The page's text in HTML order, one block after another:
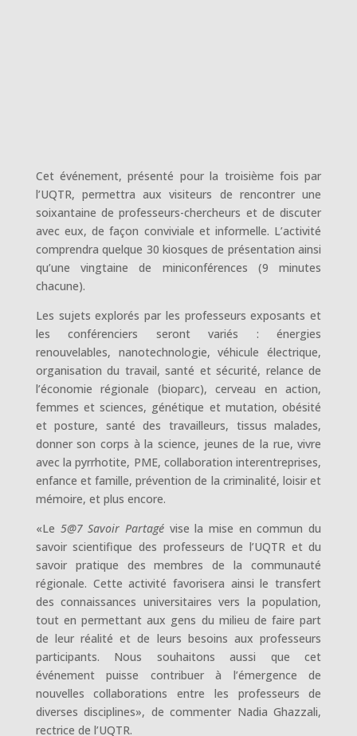
Cet événement, présenté pour la troisième fois par
l’UQTR, permettra aux visiteurs de rencontrer une
soixantaine de professeurs-chercheurs et de discuter
avec eux, de façon conviviale et informelle. L’activité
comprendra quelque 30 kiosques de présentation ainsi
qu’une vingtaine de miniconférences (9 minutes
chacune).
Les sujets explorés par les professeurs exposants et
les conférenciers seront variés : énergies
renouvelables, nanotechnologie, véhicule électrique,
organisation du travail, santé et sécurité, relance de
l’économie régionale (bioparc), cerveau en action,
femmes et sciences, génétique et mutation, obésité
et posture, santé des travailleurs, tissus malades,
donner son corps à la science, jeunes de la rue, vivre
avec la pyrrhotite, PME, collaboration interentreprises,
enfance et famille, prévention de la criminalité, loisir et
mémoire, et plus encore.
«Le 5@7 Savoir Partagévise la mise en commun du
savoir scientifique des professeurs de l’UQTR et du
savoir pratique des membres de la communauté
régionale. Cette activité favorisera ainsi le transfert
des connaissances universitaires vers la population,
tout en permettant aux gens du milieu de faire part
de leur réalité et de leurs besoins aux professeurs
participants. Nous souhaitons aussi que cet
événement puisse contribuer à l’émergence de
nouvelles collaborations entre les professeurs de
diverses disciplines», de commenter Nadia Ghazzali,
rectrice de l’UQTR.